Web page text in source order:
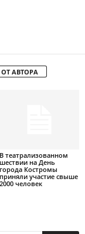
АВТОРА
В театрализованном
шествии на День
города Костромы
приняли участие свыше
2000 человек